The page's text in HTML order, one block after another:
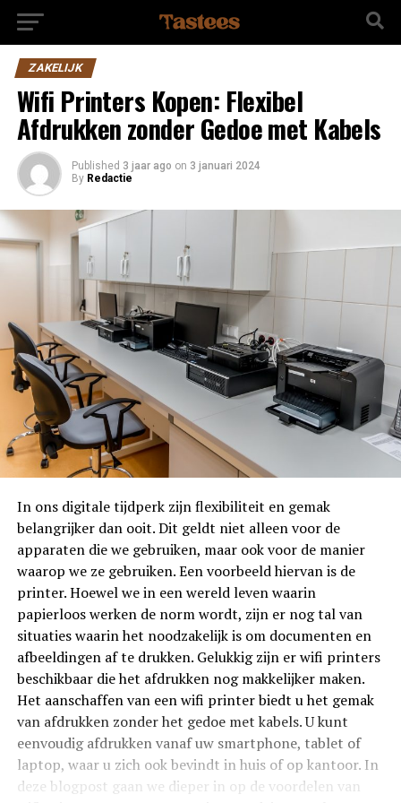
ZAKELIJK
Wifi Printers Kopen: Flexibel
Afdrukken zonder Gedoe met Kabels
Published 3 jaar ago on 3 januari 2024
By Redactie
In ons digitale tijdperk zijn flexibiliteit en gemak
belangrijker dan ooit. Dit geldt niet alleen voor de
apparaten die we gebruiken, maar ook voor de manier
waarop we ze gebruiken. Een voorbeeld hiervan is de
printer. Hoewel we in een wereld leven waarin
papierloos werken de norm wordt, zijn er nog tal van
situaties waarin het noodzakelijk is om documenten en
afbeeldingen af te drukken. Gelukkig zijn er wifi printers
beschikbaar die het afdrukken nog makkelijker maken.
Het aanschaffen van een wifi printer biedt u het gemak
van afdrukken zonder het gedoe met kabels. U kunt
eenvoudig afdrukken vanaf uw smartphone, tablet of
laptop, waar u zich ook bevindt in huis of op kantoor. In
deze blogpost gaan we dieper in op de voordelen van